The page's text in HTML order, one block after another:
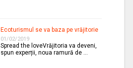
Ecoturismul se va baza pe vrăjitorie
01/02/2019
Spread the loveVrăjitoria va deveni,
spun experții, noua ramură de …